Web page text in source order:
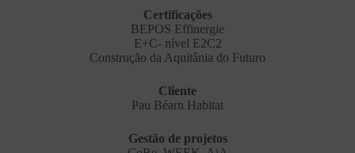
Certificações
BEPOS Effinergie
E+C- nível E2C2
Construção da Aquitânia do Futuro
Cliente
Pau Béarn Habitat
Gestão de projetos